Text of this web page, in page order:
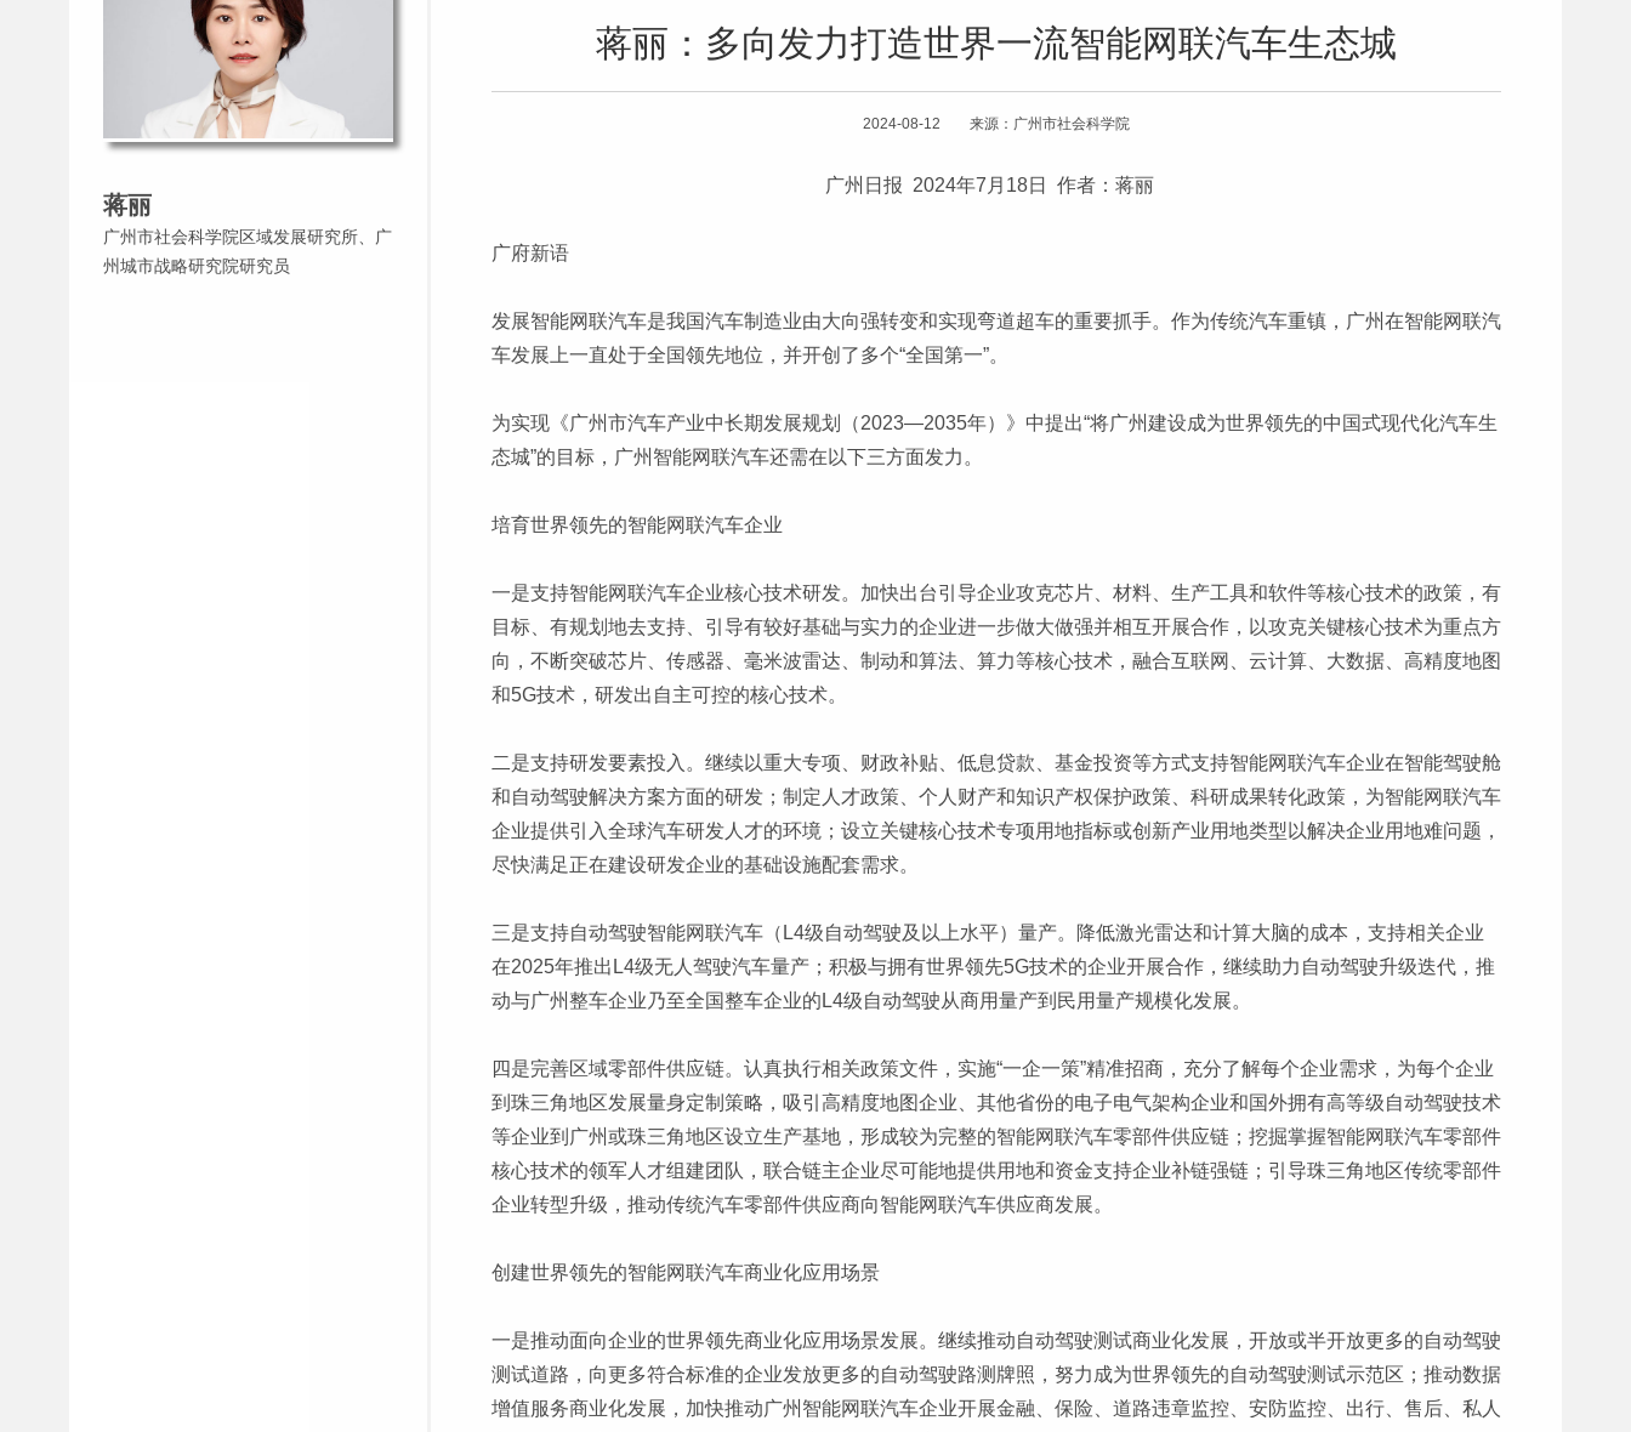
蒋丽
广州市社会科学院区域发展研究所、广
州城市战略研究院研究员
蒋丽：多向发力打造世界一流智能网联汽车生态城
2024-08-12 来源：广州市社会科学院
广州日报 2024年7月18日 作者：蒋丽
广府新语
发展智能网联汽车是我国汽车制造业由大向强转变和实现弯道超车的重要抓手。作为传统汽车重镇，广州在智能网联汽
车发展上一直处于全国领先地位，并开创了多个“全国第一”。
为实现《广州市汽车产业中长期发展规划（2023—2035年）》中提出“将广州建设成为世界领先的中国式现代化汽车生
态城”的目标，广州智能网联汽车还需在以下三方面发力。
培育世界领先的智能网联汽车企业
一是支持智能网联汽车企业核心技术研发。加快出台引导企业攻克芯片、材料、生产工具和软件等核心技术的政策，有
目标、有规划地去支持、引导有较好基础与实力的企业进一步做大做强并相互开展合作，以攻克关键核心技术为重点方
向，不断突破芯片、传感器、毫米波雷达、制动和算法、算力等核心技术，融合互联网、云计算、大数据、高精度地图
和5G技术，研发出自主可控的核心技术。
二是支持研发要素投入。继续以重大专项、财政补贴、低息贷款、基金投资等方式支持智能网联汽车企业在智能驾驶舱
和自动驾驶解决方案方面的研发；制定人才政策、个人财产和知识产权保护政策、科研成果转化政策，为智能网联汽车
企业提供引入全球汽车研发人才的环境；设立关键核心技术专项用地指标或创新产业用地类型以解决企业用地难问题，
尽快满足正在建设研发企业的基础设施配套需求。
三是支持自动驾驶智能网联汽车（L4级自动驾驶及以上水平）量产。降低激光雷达和计算大脑的成本，支持相关企业
在2025年推出L4级无人驾驶汽车量产；积极与拥有世界领先5G技术的企业开展合作，继续助力自动驾驶升级迭代，推
动与广州整车企业乃至全国整车企业的L4级自动驾驶从商用量产到民用量产规模化发展。
四是完善区域零部件供应链。认真执行相关政策文件，实施“一企一策”精准招商，充分了解每个企业需求，为每个企业
到珠三角地区发展量身定制策略，吸引高精度地图企业、其他省份的电子电气架构企业和国外拥有高等级自动驾驶技术
等企业到广州或珠三角地区设立生产基地，形成较为完整的智能网联汽车零部件供应链；挖掘掌握智能网联汽车零部件
核心技术的领军人才组建团队，联合链主企业尽可能地提供用地和资金支持企业补链强链；引导珠三角地区传统零部件
企业转型升级，推动传统汽车零部件供应商向智能网联汽车供应商发展。
创建世界领先的智能网联汽车商业化应用场景
一是推动面向企业的世界领先商业化应用场景发展。继续推动自动驾驶测试商业化发展，开放或半开放更多的自动驾驶
测试道路，向更多符合标准的企业发放更多的自动驾驶路测牌照，努力成为世界领先的自动驾驶测试示范区；推动数据
增值服务商业化发展，加快推动广州智能网联汽车企业开展金融、保险、道路违章监控、安防监控、出行、售后、私人